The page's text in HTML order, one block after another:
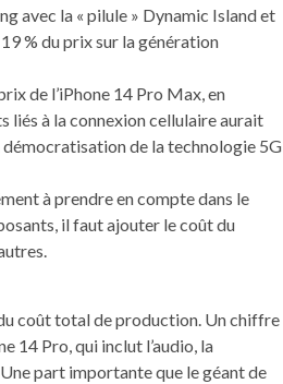
avec la « pilule » Dynamic Island et
% du prix sur la génération
de l’iPhone 14 Pro Max, en
liés à la connexion cellulaire aurait
démocratisation de la technologie 5G
à prendre en compte dans le
il faut ajouter le coût du
coût total de production. Un chiffre
14 Pro, qui inclut l’audio, la
part importante que le géant de